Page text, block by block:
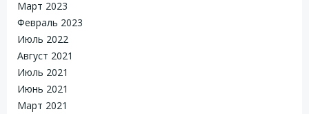
Март 2023
Февраль 2023
Июль 2022
Август 2021
Июль 2021
Июнь 2021
Март 2021